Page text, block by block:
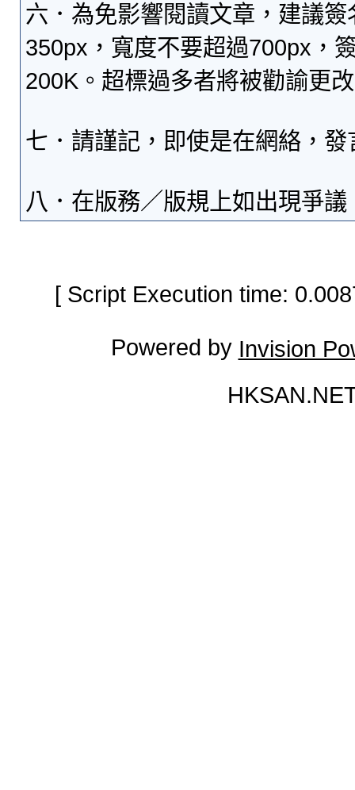
六．為免影響閱讀文章，建議
350px，寬度不要超過700px，
200K。超標過多者將被勸諭更
七．請謹記，即使是在網絡，
八．在版務／版規上如出現爭
[ Script Execution time:
Powered by Invision